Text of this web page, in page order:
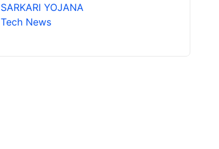
SARKARI YOJANA
Tech News